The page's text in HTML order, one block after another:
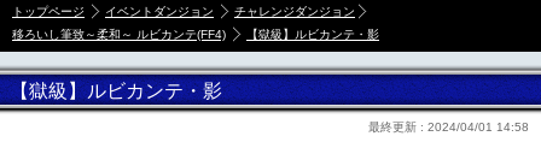
トップページ イベントダンジョン
チャレンジダンジョン
移ろいし筆致～柔和～ ルビカンテ(FF4)
【獄級】ルビカンテ・影
【獄級】ルビカンテ・影
最終更新 : 2024/04/01 14:58